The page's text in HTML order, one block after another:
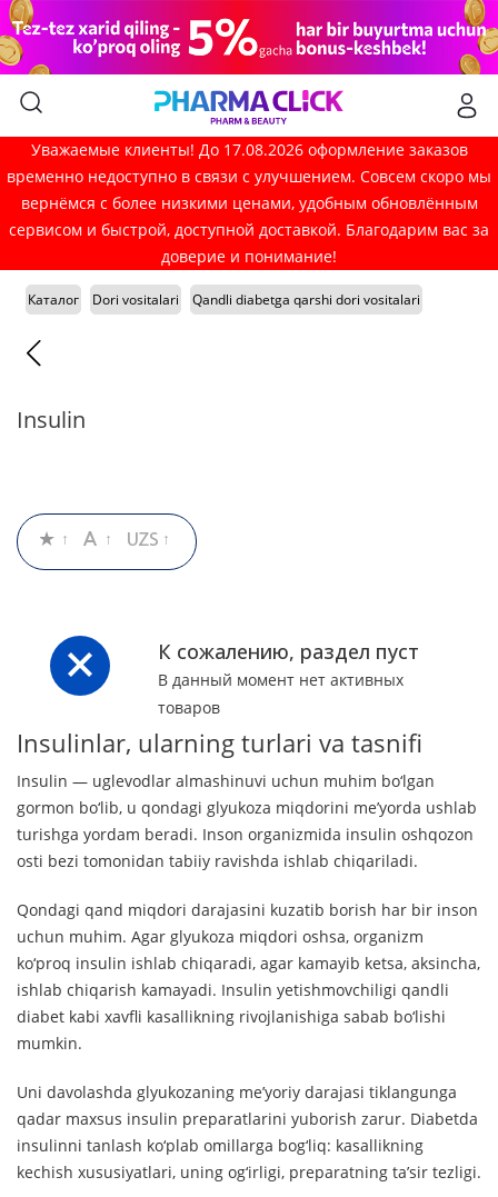
Уважаемые клиенты! До 17.08.2026 оформление заказов
временно недоступно в связи с улучшением. Совсем скоро мы
вернёмся с более низкими ценами, удобным обновлённым
сервисом и быстрой, доступной доставкой. Благодарим вас за
доверие и понимание!
Каталог Dori vositalari Qandli diabetga qarshi dori vositalari
Insulin
К сожалению, раздел пуст
В данный момент нет активных
товаров
Insulinlar, ularning turlari va tasnifi
Insulin — uglevodlar almashinuvi uchun muhim bo‘lgan
gormon bo‘lib, u qondagi glyukoza miqdorini me’yorda ushlab
turishga yordam beradi. Inson organizmida insulin oshqozon
osti bezi tomonidan tabiiy ravishda ishlab chiqariladi.
Qondagi qand miqdori darajasini kuzatib borish har bir inson
uchun muhim. Agar glyukoza miqdori oshsa, organizm
ko‘proq insulin ishlab chiqaradi, agar kamayib ketsa, aksincha,
ishlab chiqarish kamayadi. Insulin yetishmovchiligi qandli
diabet kabi xavfli kasallikning rivojlanishiga sabab bo‘lishi
mumkin.
Uni davolashda glyukozaning me’yoriy darajasi tiklangunga
qadar maxsus insulin preparatlarini yuborish zarur. Diabetda
insulinni tanlash ko‘plab omillarga bog‘liq: kasallikning
kechish xususiyatlari, uning og‘irligi, preparatning ta’sir tezligi.